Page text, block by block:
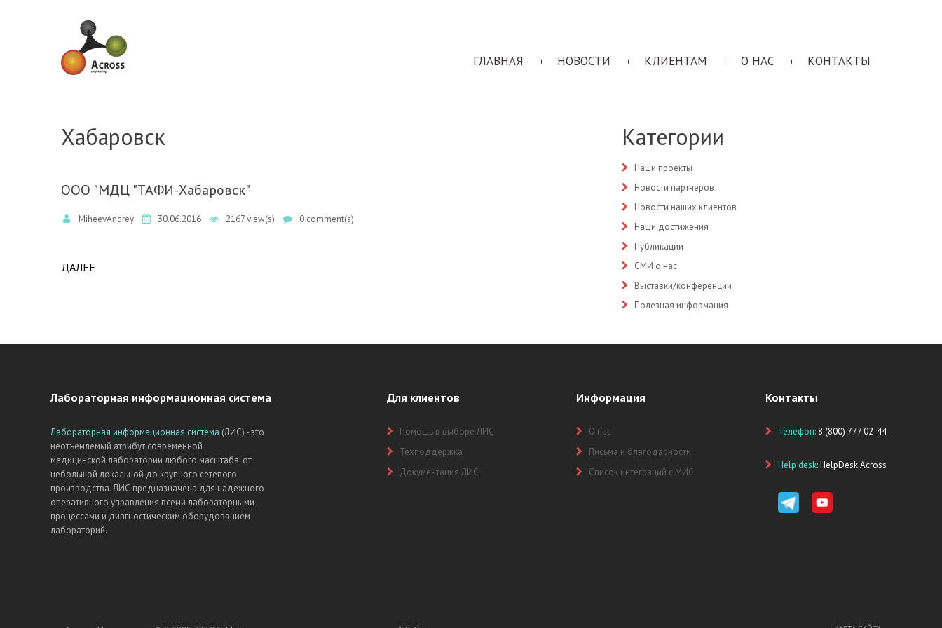
ГЛАВНАЯ НОВОСТИ КЛИЕНТАМ О НАС КОНТАКТЫ
Хабаровск
ООО "МДЦ "ТАФИ-Хабаровск"
MiheevAndrey 30.06.2016 2167 view(s) 0 comment(s)
ДАЛЕЕ
Категории
Наши проекты
Новости партнеров
Новости наших клиентов
Наши достижения
Публикации
СМИ о нас
Выставки/конференции
Полезная информация
Лабораторная информационная система
Лабораторная информационная система (ЛИС) - это
неотъемлемый атрибут современной
медицинской лаборатории любого масштаба: от
небольшой локальной до крупного сетевого
производства. ЛИС предназначена для надежного
оперативного управления всеми лабораторными
процессами и диагностическим оборудованием
лабораторий.
Для клиентов
Помощь в выборе ЛИС
Техподдержка
Документация ЛИС
Информация
О нас
Письма и благодарности
Список интеграций с МИС
Контакты
Телефон: 8 (800) 777 02-44
Help desk:HelpDesk Across